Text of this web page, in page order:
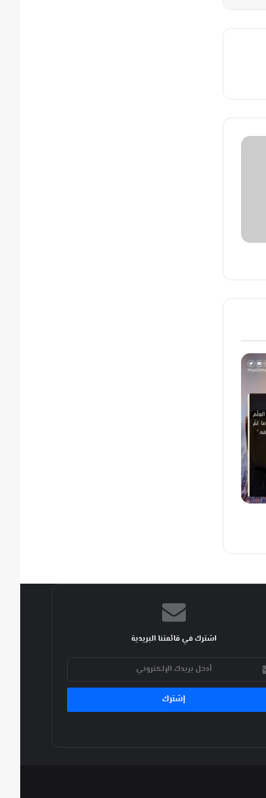
اشترك في قائمتنا البريدية